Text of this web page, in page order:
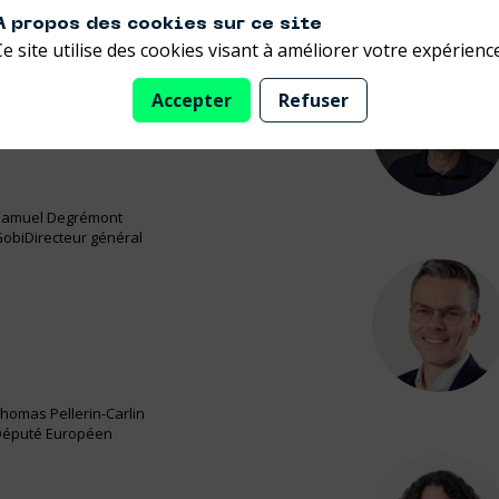
? Cette table ronde croise les regards d’industriels, de
Degrémont
Directeur général
TP
Pellerin-Carlin
Européen
propos des cookies sur ce site
site utilise des cookies visant à améliorer votre
Accepter Refuser